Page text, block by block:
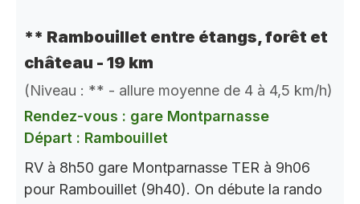
** Rambouillet entre étangs, forêt et
château - 19 km
(Niveau : ** - allure moyenne de 4 à 4,5 km/h)
Rendez-vous : gare Montparnasse
Départ : Rambouillet
RV à 8h50 gare Montparnasse TER à 9h06
pour Rambouillet (9h40). On débute la rando